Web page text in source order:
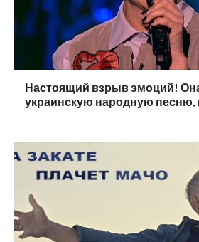
Настоящий взрыв эмоций!
украинскую народную песню,